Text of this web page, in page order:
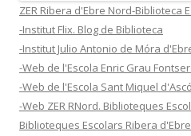
ZER Ribera d'Ebre Nord-Biblioteca
-Institut Flix. Blog de Biblioteca
-Institut Julio Antonio de Móra
-Web de l'Escola Enric Grau
-Web de l'Escola Sant Miquel
-Web ZER RNord. Biblioteques
Biblioteques Escolars Ribera d'Ebre